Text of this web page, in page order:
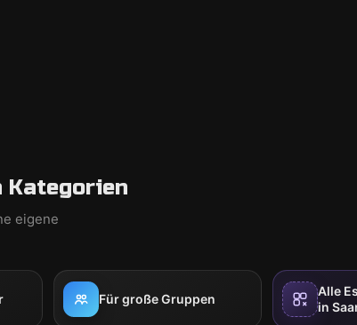
Kategorien
eigene
Für große Gruppen
Alle
in